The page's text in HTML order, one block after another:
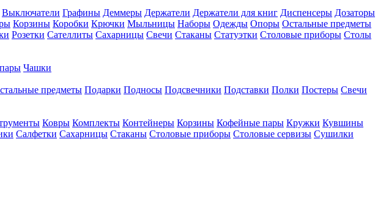
Выключатели Графины Деммеры Держатели Держатели для книг Диспенсеры Дозаторы
Корзины Коробки Крючки Мыльницы Наборы Одежды Опоры Остальные предметы
Розетки Сателлиты Сахарницы Свечи Стаканы Статуэтки Столовые приборы Столы
Чашки
предметы Подарки Подносы Подсвечники Подставки Полки Постеры Свечи
Ковры Комплекты Контейнеры Корзины Кофейные пары Кружки Кувшины
Салфетки Сахарницы Стаканы Столовые приборы Столовые сервизы Сушилки